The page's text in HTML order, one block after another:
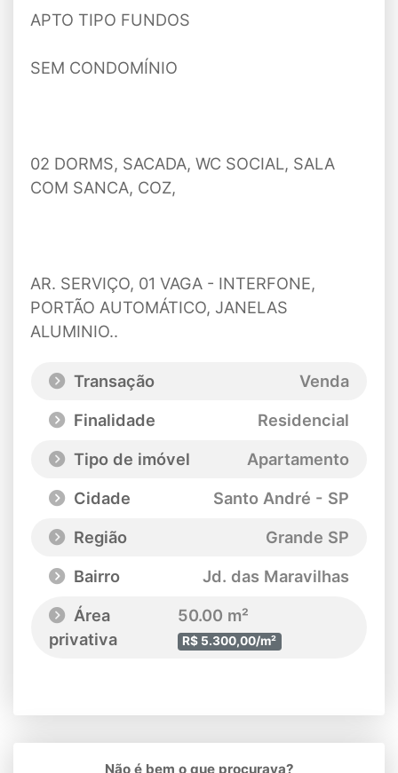
APTO TIPO FUNDOS
SEM CONDOMÍNIO
02 DORMS, SACADA, WC SOCIAL, SALA
COM SANCA, COZ,
AR. SERVIÇO, 01 VAGA - INTERFONE,
PORTÃO AUTOMÁTICO, JANELAS
ALUMINIO..
Transação
Venda
Finalidade
Residencial
Tipo de imóvel
Apartamento
Cidade
Santo André - SP
Região
Grande SP
Bairro
Jd. das Maravilhas
Área
privativa
50.00 m²
R$ 5.300,00/m²
Não é bem o que procurava?